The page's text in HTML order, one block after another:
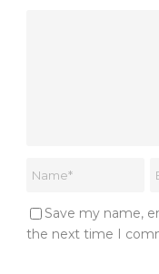
Save my name,
the next time I